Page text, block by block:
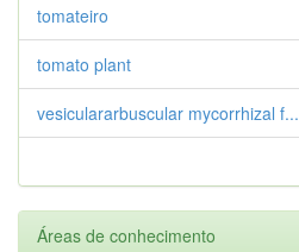
tomateiro
tomato plant
vesiculararbuscular mycorrhizal f...
Áreas de conhecimento